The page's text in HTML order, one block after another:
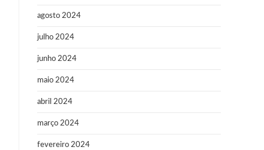
agosto 2024
julho 2024
junho 2024
maio 2024
abril 2024
março 2024
fevereiro 2024